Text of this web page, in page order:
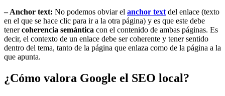
– Anchor text: No podemos obviar el anchor text del enlace (texto
en el que se hace clic para ir a la otra página) y es que este debe
tenercoherencia semántica con el contenido de ambas páginas. Es
decir, el contexto de un enlace debe ser coherente y tener sentido
dentro del tema, tanto de la página que enlaza como de la página a la
que apunta.
¿Cómo valora Google el SEO local?